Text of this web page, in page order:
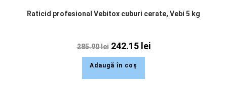
Raticid profesional Vebitox cuburi cerate, Vebi 5 kg
285.90lei 242.15 lei
Adaugă în coș